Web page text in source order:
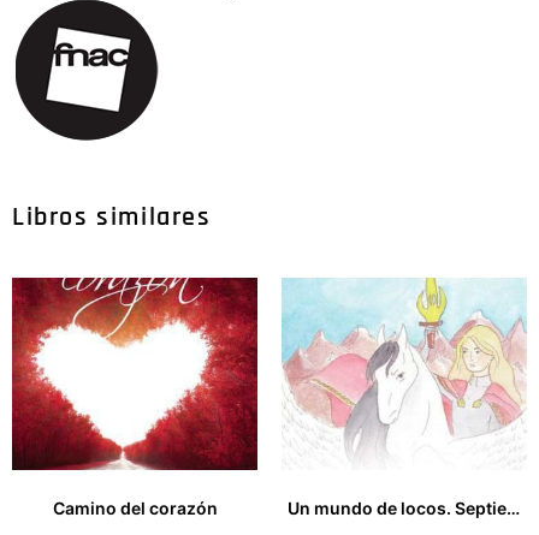
Libros similares
Camino del corazón
Un mundo de locos. Septiembre 2015 al Junio 2019